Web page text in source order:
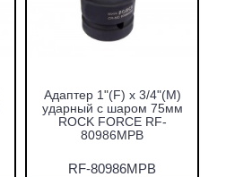
Адаптер 1"(F) х 3/4"(М)
ударный с шаром 75мм
ROCK FORCE RF-
80986MPB
RF-80986MPB